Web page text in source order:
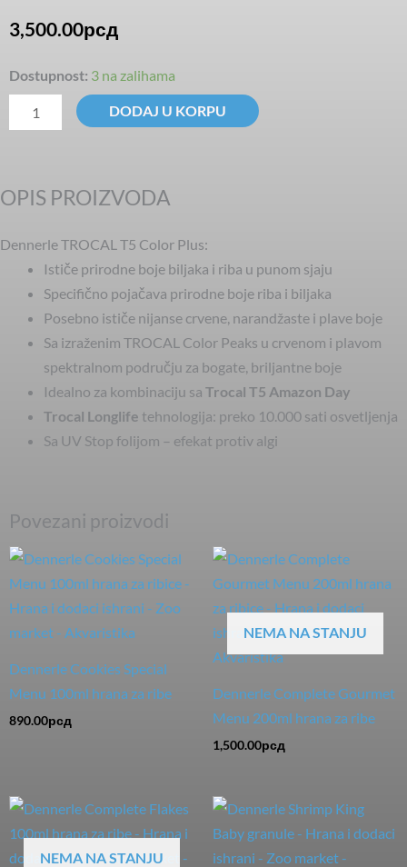
3,500.00рсд
Dostupnost: 3 na zalihama
Trocal
T5
Amazon-
742mm
DODAJ U KORPU
OPIS PROIZVODA
Dennerle TROCAL T5 Color Plus:
Ističe prirodne boje biljaka i riba u punom sjaju
Specifično pojačava prirodne boje riba i biljaka
Posebno ističe nijanse crvene, narandžaste i plave boje
Sa izraženim TROCAL Color Peaks u crvenom i plavom
spektralnom području za bogate, briljantne boje
Idealno za kombinaciju sa Trocal T5 Amazon Day
Trocal Longlife tehnologija: preko 10.000 sati osvetljenja
Sa UV Stop folijom – efekat protiv algi
Povezani proizvodi
Dennerle Cookies Special
Menu 100ml hrana za ribe
890.00рсд
NEMA NA STANJU
Dennerle Complete Gourmet
Menu 200ml hrana za ribe
1,500.00рсд
NEMA NA STANJU